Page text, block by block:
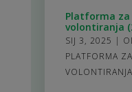
Platforma za
volontiranja
SIJ 3, 2025 |
PLATFORMA
VOLONTIRANJA